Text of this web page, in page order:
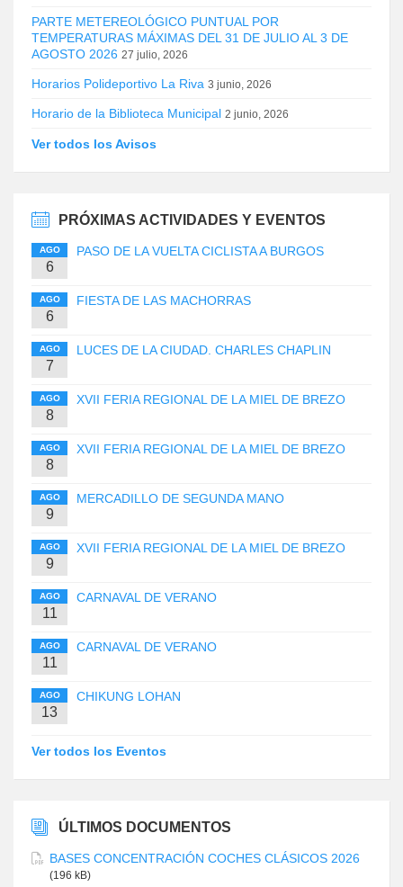
PARTE METEREOLÓGICO PUNTUAL POR
TEMPERATURAS MÁXIMAS DEL 31 DE JULIO AL 3 DE
AGOSTO 2026 27 julio, 2026
Horarios Polideportivo La Riva 3 junio, 2026
Horario de la Biblioteca Municipal 2 junio, 2026
Ver todos los Avisos
PRÓXIMAS ACTIVIDADES Y EVENTOS
AGO
6
PASO DE LA VUELTA CICLISTA A BURGOS
AGO
6
FIESTA DE LAS MACHORRAS
AGO
7
LUCES DE LA CIUDAD. CHARLES CHAPLIN
AGO
8
XVII FERIA REGIONAL DE LA MIEL DE BREZO
AGO
8
XVII FERIA REGIONAL DE LA MIEL DE BREZO
AGO
9
MERCADILLO DE SEGUNDA MANO
AGO
9
XVII FERIA REGIONAL DE LA MIEL DE BREZO
AGO
11
CARNAVAL DE VERANO
AGO
11
CARNAVAL DE VERANO
AGO
13
CHIKUNG LOHAN
Ver todos los Eventos
ÚLTIMOS DOCUMENTOS
BASES CONCENTRACIÓN COCHES CLÁSICOS 2026
(196 kB)